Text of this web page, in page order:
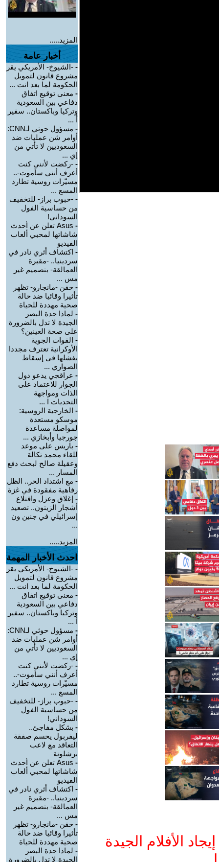
الأفلام الجيدة
المزيد.....
أخبار عامة
- -الشيوخ- الأمريكي يقر
مشروع قانون لتمويل
الحكومة لما بعد انت ...
- معنى توقيع اتفاق
دفاعي بين السعودية
وتركيا وباكستان.. سفير
أ ...
-
مسؤول حوثي لـCNN:
أوامر شن عمليات ضد
السعوديين لا تأتي من
إي ...
- -ركضت لأنني كنت
أعرف أنني سأموت-..
مسيّرات روسية تطارد
المسع ...
- -حبوب براز- للتخفيف
من حساسية الفول
السوداني!
-
Asus تعلن عن أحدث
شاشاتها لمحبي ألعاب
الفيديو
- اكتشاف أثري نادر في
سردينيا.. -مقبرة
العمالقة- بتصميم غير
مس ...
- حقن -مانجارو- تظهر
تأثيرا وقائيا ضد حالة
صحية مهددة للحياة
- لماذا حدة البصر
الجيدة لا تدل بالضرورة
على صحة العينين؟
- القوات الجوية
الأوكرانية تعترف مجددا
بفشلها في إسقاط
الصواري ...
- عراقجي يدعو دول
الجوار للاعتماد على
الذات ومواجهة
التحديات ا ...
- الخارجية الروسية:
موسكو مستعدة
لمواصلة مساعدة
جورجيا وأبخازي ...
- باريس على موعد
للقاء محمد تكالة
وعقيلة صالح لبحث دفع
المسار ...
- مع اشتداد الحر.. الظل
رفاهية مفقودة في غزة
- إغلاق وعزل واقتلاع
أشجار الزيتون.. تصعيد
إسرائيلي في جنين ون
...
المزيد.....
احدث الأخبار المهمة
- -الشيوخ- الأمريكي يقر
مشروع قانون لتمويل
الحكومة لما بعد انت ...
- معنى توقيع اتفاق
دفاعي بين السعودية
وتركيا وباكستان.. سفير
أ ...
-
مسؤول حوثي لـCNN:
أوامر شن عمليات ضد
السعوديين لا تأتي من
إي ...
- -ركضت لأنني كنت
أعرف أنني سأموت-..
مسيّرات روسية تطارد
المسع ...
- -حبوب براز- للتخفيف
من حساسية الفول
السوداني!
- بشكل مفاجئ..
ليفربول يحسم صفقة
التعاقد مع لاعب
برشلونة
-
Asus تعلن عن أحدث
شاشاتها لمحبي ألعاب
الفيديو
- اكتشاف أثري نادر في
سردينيا.. -مقبرة
العمالقة- بتصميم غير
مس ...
- حقن -مانجارو- تظهر
تأثيرا وقائيا ضد حالة
صحية مهددة للحياة
- لماذا حدة البصر
الجيدة لا تدل بالضرورة